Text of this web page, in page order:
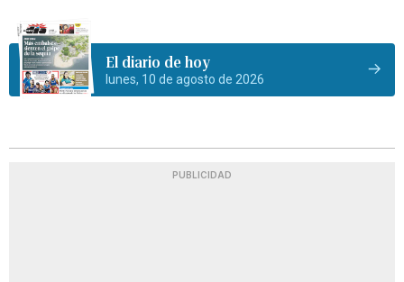
El diario de hoy
lunes, 10 de agosto de 2026
PUBLICIDAD